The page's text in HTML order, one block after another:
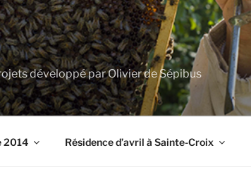
développé par Olivier de Sépibus
2014 Résidence d’avril à Sainte-Croix